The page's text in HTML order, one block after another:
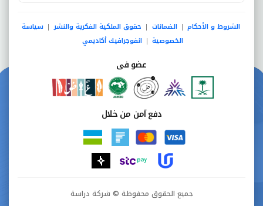
الشروط و الأحكام | الضمانات | حقوق الملكية الفكرية والنشر | سياسة
الخصوصية | انفوجرافيك أكاديمي
عضو فى
دفع آمن من خلال
جميع الحقوق محفوظة © شركة دراسة